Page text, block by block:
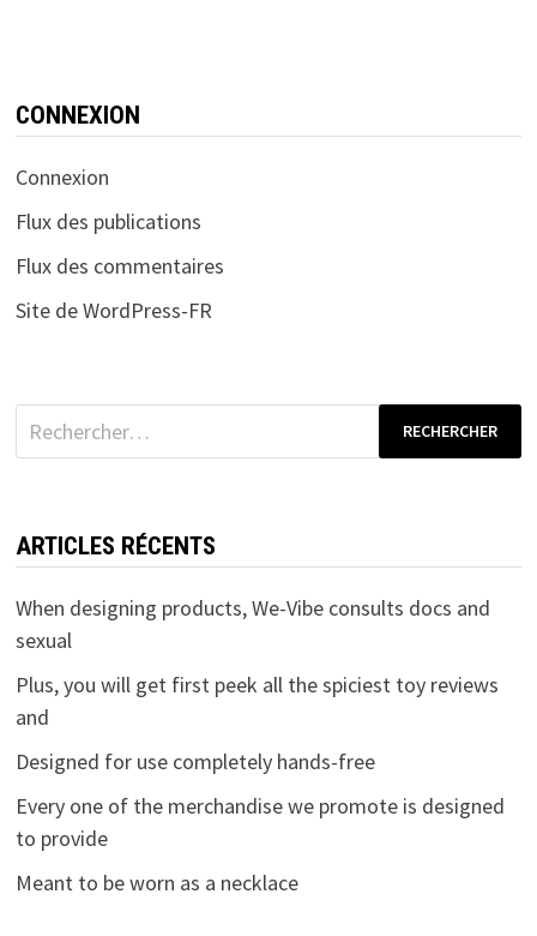
CONNEXION
Connexion
Flux des publications
Flux des commentaires
Site de WordPress-FR
Rechercher :
ARTICLES RÉCENTS
When designing products, We-Vibe consults docs and
sexual
Plus, you will get first peek all the spiciest toy reviews
and
Designed for use completely hands-free
Every one of the merchandise we promote is designed
to provide
Meant to be worn as a necklace